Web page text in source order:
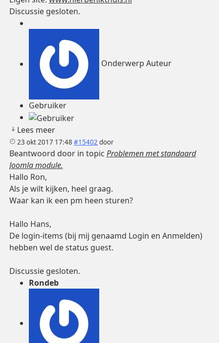
Discussie gesloten.
Onderwerp Auteur
Gebruiker
Lees meer
23 okt 2017 17:48 #15402 door
Beantwoord door in topic Problemen met standaard
Joomla module.
Hallo Ron,
Als je wilt kijken, heel graag.
Waar kan ik een pm heen sturen?
Hallo Hans,
De login-items (bij mij genaamd Login en Anmelden)
hebben wel de status guest.
Discussie gesloten.
Rondeb